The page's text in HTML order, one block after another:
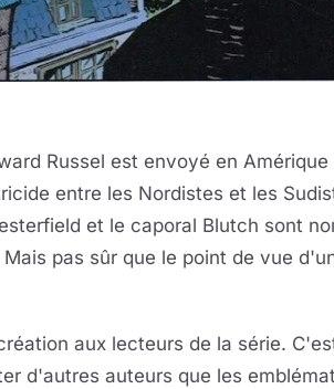
Russel est envoyé en Amérique
entre les Nordistes et les
et le caporal Blutch sont
pas sûr que le point de vue
aux lecteurs de la série.
d'autres auteurs que les